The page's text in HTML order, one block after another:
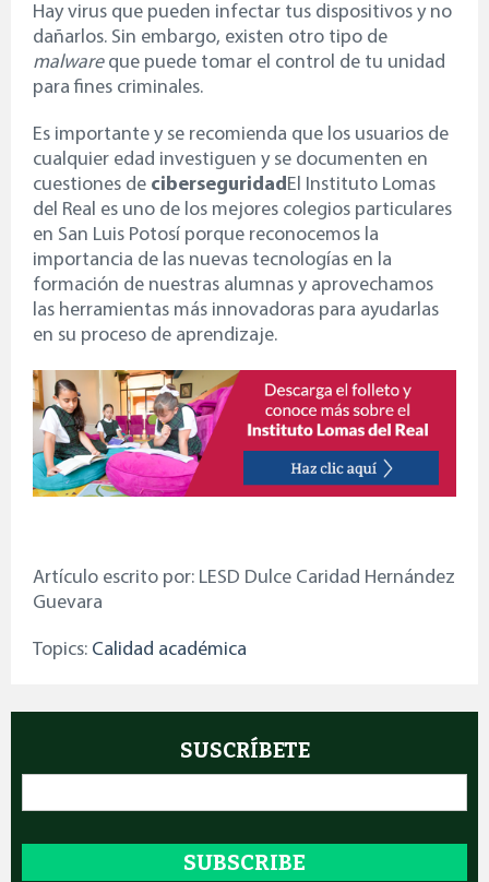
Hay virus que pueden infectar tus dispositivos y no
dañarlos. Sin embargo, existen otro tipo de
malwareque puede tomar el control de tu unidad
para fines criminales.
Es importante y se recomienda que los usuarios de
cualquier edad investiguen y se documenten en
cuestiones de ciberseguridadEl Instituto Lomas
del Real es uno de los mejores colegios particulares
en San Luis Potosí porque reconocemos la
importancia de las nuevas tecnologías en la
formación de nuestras alumnas y aprovechamos
las herramientas más innovadoras para ayudarlas
en su proceso de aprendizaje.
Artículo escrito por: LESD Dulce Caridad Hernández
Guevara
Topics: Calidad académica
SUSCRÍBETE